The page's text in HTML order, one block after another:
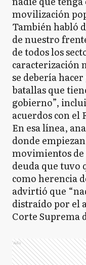
movilización
También habló
de nuestro
de todos los
caracterización
se debería
batallas que
gobierno”,
acuerdos con el
En esa línea,
donde
movimientos
deuda que tuvo
como herencia
advirtió que
distraído por el
Corte Suprema
Ads